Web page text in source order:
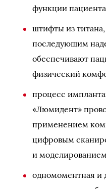
функции
штифты из
последующим
обеспечивают
физический
процесс
«Люмидент»
применением
цифровым
и
одномоментная и